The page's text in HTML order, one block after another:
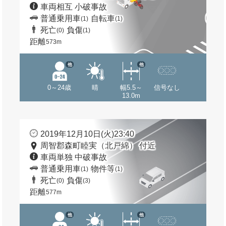
車両相互 小破事故
普通乗用車(1) 自転車(1)
死亡(0) 負傷(1)
距離573m
0～24歳
他
晴
幅5.5～
13.0m
他
信号なし
2019年12月10日(火)23:40
周智郡森町睦実（北戸綿） 付近
車両単独 中破事故
普通乗用車(1) 物件等(1)
死亡(0) 負傷(3)
距離577m
他 他